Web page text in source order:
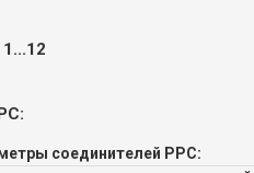
соединителей РРС: